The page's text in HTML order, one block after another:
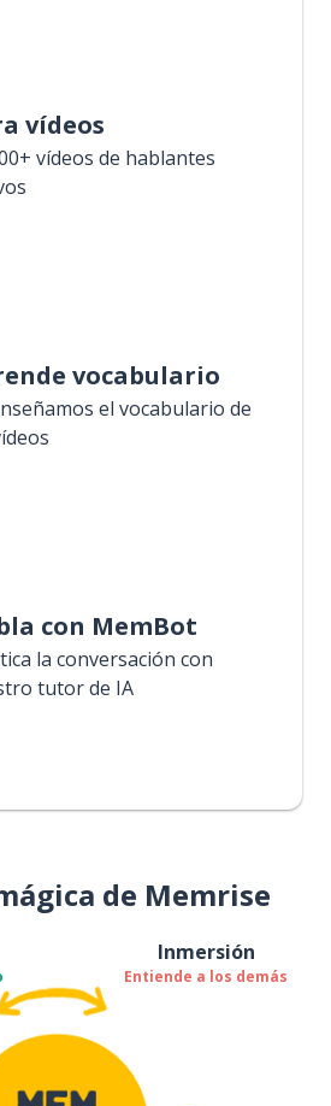
vídeos
vídeos de hablantes
vocabulario
el vocabulario de
con MemBot
la conversación con
tutor de IA
de Memrise
Inmersión
Entiende a los demás